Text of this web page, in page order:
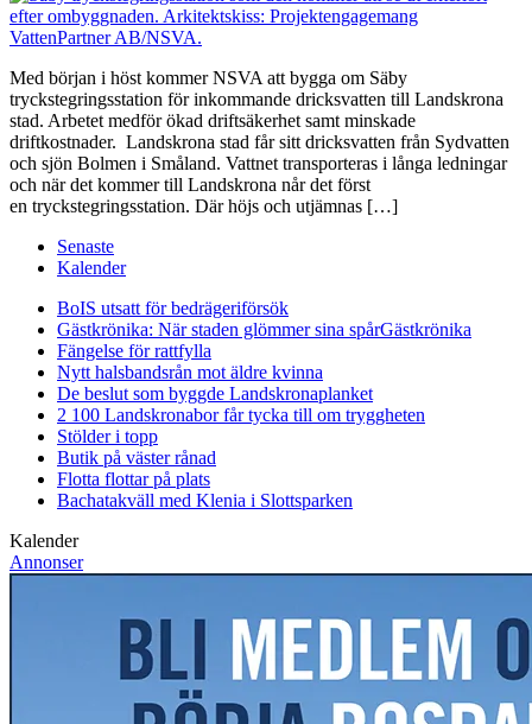
Med början i höst kommer NSVA att bygga om Säby
tryckstegringsstation för inkommande dricksvatten till Landskrona
stad. Arbetet medför ökad driftsäkerhet samt minskade
driftkostnader. Landskrona stad får sitt dricksvatten från Sydvatten
och sjön Bolmen i Småland. Vattnet transporteras i långa ledningar
och när det kommer till Landskrona når det först
en tryckstegringsstation. Där höjs och utjämnas […]
Senaste
Kalender
BoIS utsatt för bedrägeriförsök
Gästkrönika: När staden glömmer sina spårGästkrönika
Fängelse för rattfylla
Nytt halsbandsrån mot äldre kvinna
De beslut som byggde Landskronaplanket
2 100 Landskronabor får tycka till om tryggheten
Stölder i topp
Butik på väster rånad
Flotta flottar på plats
Bachatakväll med Klenia i Slottsparken
Kalender
Annonser